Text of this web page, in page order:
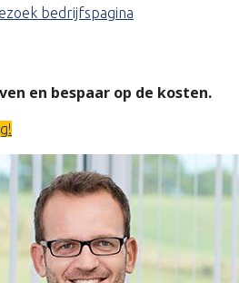
bedrijfspagina
en bespaar op de kosten.